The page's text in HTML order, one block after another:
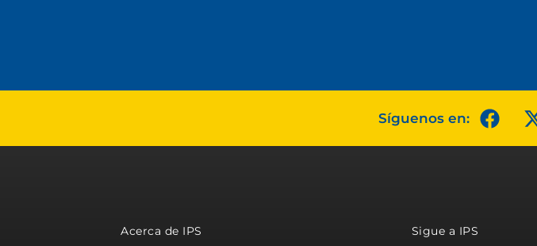
Síguenos en:
Acerca de IPS
Sigue a IPS